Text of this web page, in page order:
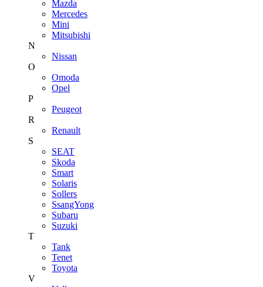
Mazda
Mercedes
Mini
Mitsubishi
N
Nissan
O
Omoda
Opel
P
Peugeot
R
Renault
S
SEAT
Skoda
Smart
Solaris
Sollers
SsangYong
Subaru
Suzuki
T
Tank
Tenet
Toyota
V